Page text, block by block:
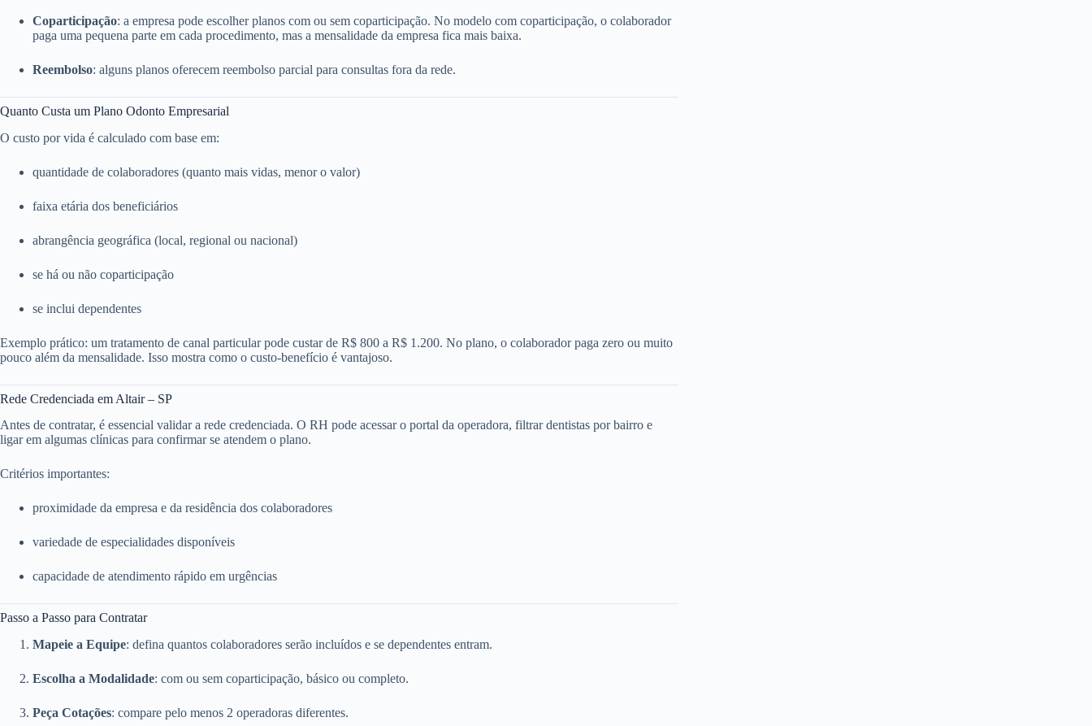
Coparticipação: a empresa pode escolher planos com ou sem coparticipação. No modelo com coparticipação, o colaborador
paga uma pequena parte em cada procedimento, mas a mensalidade da empresa fica mais baixa.
Reembolso: alguns planos oferecem reembolso parcial para consultas fora da rede.
Quanto Custa um Plano Odonto Empresarial
O custo por vida é calculado com base em:
quantidade de colaboradores (quanto mais vidas, menor o valor)
faixa etária dos beneficiários
abrangência geográfica (local, regional ou nacional)
se há ou não coparticipação
se inclui dependentes
Exemplo prático: um tratamento de canal particular pode custar de R$ 800 a R$ 1.200. No plano, o colaborador paga zero ou muito
pouco além da mensalidade. Isso mostra como o custo-benefício é vantajoso.
Rede Credenciada em Altair – SP
Antes de contratar, é essencial validar a rede credenciada. O RH pode acessar o portal da operadora, filtrar dentistas por bairro e
ligar em algumas clínicas para confirmar se atendem o plano.
Critérios importantes:
proximidade da empresa e da residência dos colaboradores
variedade de especialidades disponíveis
capacidade de atendimento rápido em urgências
Passo a Passo para Contratar
Mapeie a Equipe: defina quantos colaboradores serão incluídos e se dependentes entram.
Escolha a Modalidade: com ou sem coparticipação, básico ou completo.
Peça Cotações: compare pelo menos 2 operadoras diferentes.